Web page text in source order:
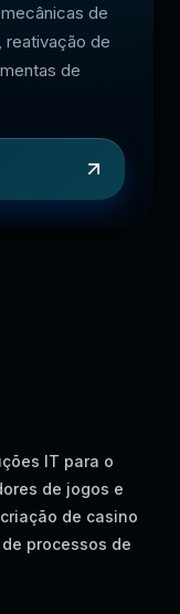
de
reativação de
de
IT para o
de jogos e
de casino
processos de